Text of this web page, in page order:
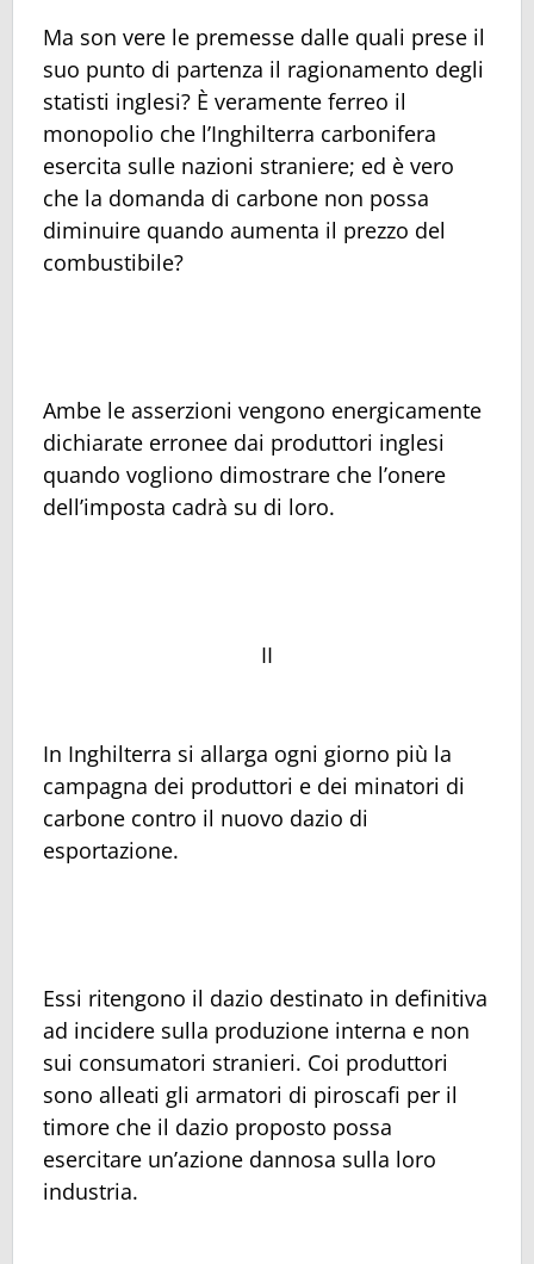
Ma son vere le premesse dalle quali prese il
suo punto di partenza il ragionamento degli
statisti inglesi? È veramente ferreo il
monopolio che l’Inghilterra carbonifera
esercita sulle nazioni straniere; ed è vero
che la domanda di carbone non possa
diminuire quando aumenta il prezzo del
combustibile?
Ambe le asserzioni vengono energicamente
dichiarate erronee dai produttori inglesi
quando vogliono dimostrare che l’onere
dell’imposta cadrà su di loro.
II
In Inghilterra si allarga ogni giorno più la
campagna dei produttori e dei minatori di
carbone contro il nuovo dazio di
esportazione.
Essi ritengono il dazio destinato in definitiva
ad incidere sulla produzione interna e non
sui consumatori stranieri. Coi produttori
sono alleati gli armatori di piroscafi per il
timore che il dazio proposto possa
esercitare un’azione dannosa sulla loro
industria.